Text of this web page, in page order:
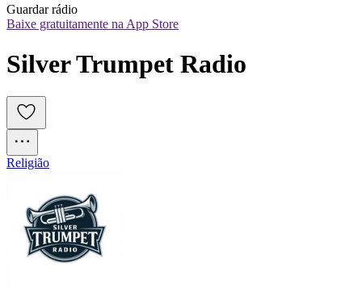
Guardar rádio
Baixe gratuitamente na App Store
Silver Trumpet Radio
Religião